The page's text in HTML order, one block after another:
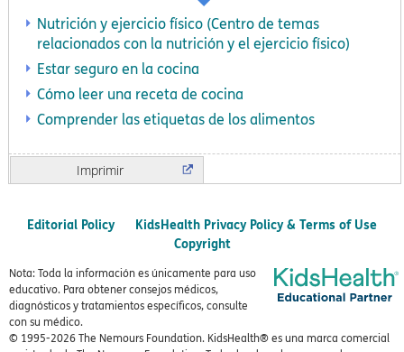
Nutrición y ejercicio físico (Centro de temas
relacionados con la nutrición y el ejercicio físico)
Estar seguro en la cocina
Cómo leer una receta de cocina
Comprender las etiquetas de los alimentos
Imprimir
Editorial Policy
KidsHealth Privacy Policy & Terms of Use
Copyright
Nota: Toda la información es únicamente para uso
educativo. Para obtener consejos médicos,
diagnósticos y tratamientos específicos, consulte
con su médico.
© 1995-2026 The Nemours Foundation. KidsHealth® es una marca comercial